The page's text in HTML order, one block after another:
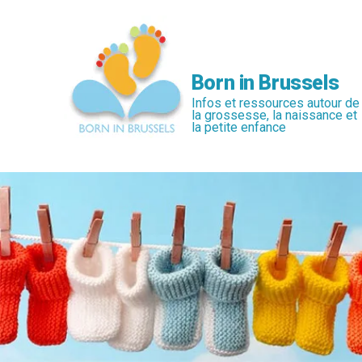
Born in Brussels
Infos et ressources autour de
la grossesse, la naissance et
la petite enfance